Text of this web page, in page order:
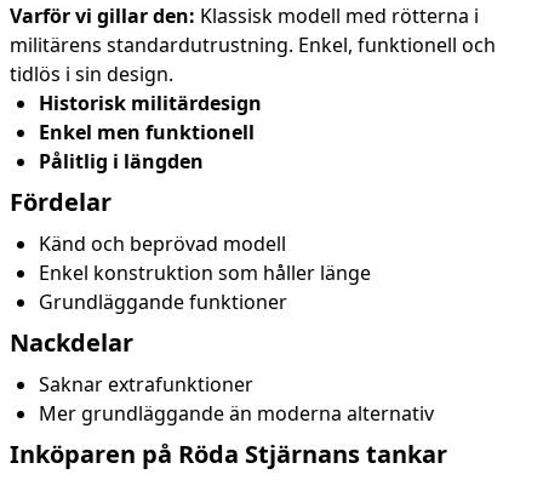
Varför vi gillar den: Klassisk modell med rötterna i
militärens standardutrustning. Enkel, funktionell och
tidlös i sin design.
Historisk militärdesign
Enkel men funktionell
Pålitlig i längden
Fördelar
Känd och beprövad modell
Enkel konstruktion som håller länge
Grundläggande funktioner
Nackdelar
Saknar extrafunktioner
Mer grundläggande än moderna alternativ
Inköparen på Röda Stjärnans tankar